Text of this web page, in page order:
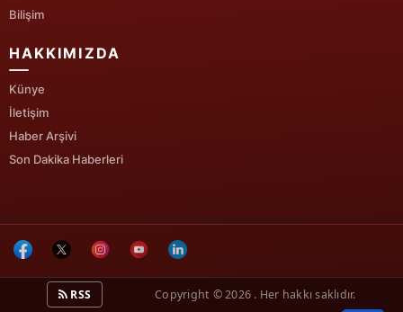
Bilişim
HAKKIMIZDA
Künye
İletişim
Haber Arşivi
Son Dakika Haberleri
RSS Copyright © 2026 . Her hakkı saklıdır.